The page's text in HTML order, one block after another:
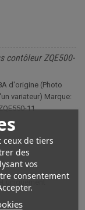
ceux de tiers
des
vos
consentement
contôleur ZQE500-
d'origine (Photo
variateur) Marque:
11
uniquement